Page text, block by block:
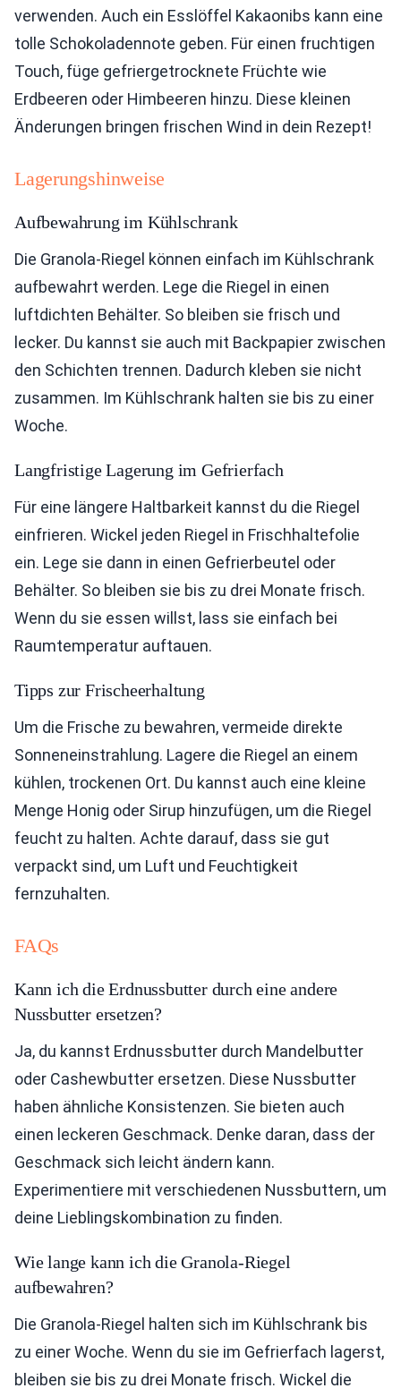
verwenden. Auch ein Esslöffel Kakaonibs kann eine
tolle Schokoladennote geben. Für einen fruchtigen
Touch, füge gefriergetrocknete Früchte wie
Erdbeeren oder Himbeeren hinzu. Diese kleinen
Änderungen bringen frischen Wind in dein Rezept!
Lagerungshinweise
Aufbewahrung im Kühlschrank
Die Granola-Riegel können einfach im Kühlschrank
aufbewahrt werden. Lege die Riegel in einen
luftdichten Behälter. So bleiben sie frisch und
lecker. Du kannst sie auch mit Backpapier zwischen
den Schichten trennen. Dadurch kleben sie nicht
zusammen. Im Kühlschrank halten sie bis zu einer
Woche.
Langfristige Lagerung im Gefrierfach
Für eine längere Haltbarkeit kannst du die Riegel
einfrieren. Wickel jeden Riegel in Frischhaltefolie
ein. Lege sie dann in einen Gefrierbeutel oder
Behälter. So bleiben sie bis zu drei Monate frisch.
Wenn du sie essen willst, lass sie einfach bei
Raumtemperatur auftauen.
Tipps zur Frischeerhaltung
Um die Frische zu bewahren, vermeide direkte
Sonneneinstrahlung. Lagere die Riegel an einem
kühlen, trockenen Ort. Du kannst auch eine kleine
Menge Honig oder Sirup hinzufügen, um die Riegel
feucht zu halten. Achte darauf, dass sie gut
verpackt sind, um Luft und Feuchtigkeit
fernzuhalten.
FAQs
Kann ich die Erdnussbutter durch eine andere
Nussbutter ersetzen?
Ja, du kannst Erdnussbutter durch Mandelbutter
oder Cashewbutter ersetzen. Diese Nussbutter
haben ähnliche Konsistenzen. Sie bieten auch
einen leckeren Geschmack. Denke daran, dass der
Geschmack sich leicht ändern kann.
Experimentiere mit verschiedenen Nussbuttern, um
deine Lieblingskombination zu finden.
Wie lange kann ich die Granola-Riegel
aufbewahren?
Die Granola-Riegel halten sich im Kühlschrank bis
zu einer Woche. Wenn du sie im Gefrierfach lagerst,
bleiben sie bis zu drei Monate frisch. Wickel die